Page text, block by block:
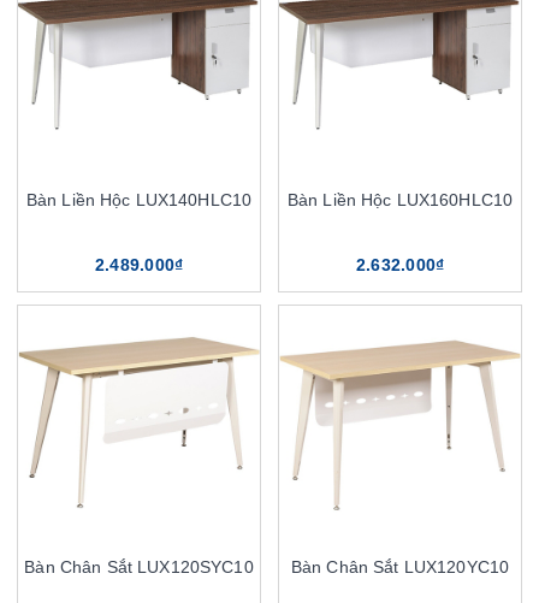
Bàn Liền Hộc LUX140HLC10
2.489.000₫
Bàn Liền Hộc LUX160HLC10
2.632.000₫
Bàn Chân Sắt LUX120SYC10 Bàn Chân Sắt LUX120YC10